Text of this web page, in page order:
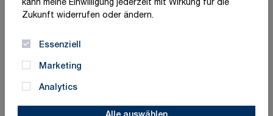
kann meine Einwilligung jederzeit mit Wirkung für die
Zukunft widerrufen oder ändern.
Essenziell
Marketing
Analytics
ISO-zertifizierte Qualität